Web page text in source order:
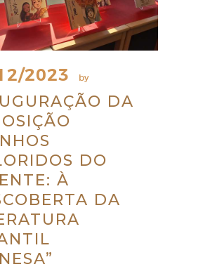
2023 by
DA
DO
À
DA